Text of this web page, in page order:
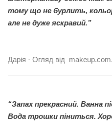
тому що не бурлить,
але не дуже яскравий.”
Дарія · Огляд від
“Запах прекрасний. Ванна
Вода трошки піниться.